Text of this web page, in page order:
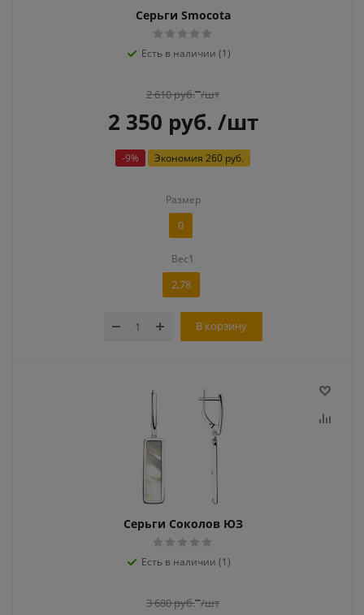
Серьги Smocota
Есть в наличии (1)
2 610руб. /шт
2 350 руб. /шт
-9% Экономия 260 руб.
Размер
0
Вес1
2,78
В корзину
Серьги Соколов ЮЗ
Есть в наличии (1)
3 680руб. /шт